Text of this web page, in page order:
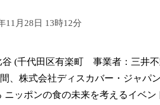
11月28日 13時12分
(千代田区有楽町 事業者：三井不
、株式会社ディスカバー・ジャパ
ッポンの食の未来を考えるイベン